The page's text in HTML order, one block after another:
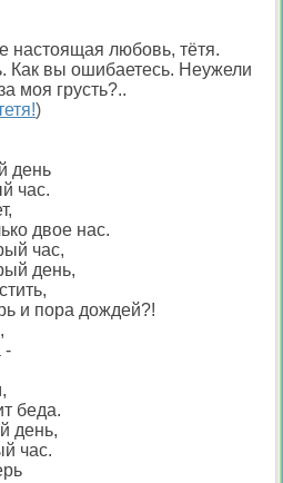
настоящая любовь, тётя.
Как вы ошибаетесь. Неужели
моя грусть?..
)
день
час.
двое нас.
час,
день,
и пора дождей?!
-
беда.
день,
час.